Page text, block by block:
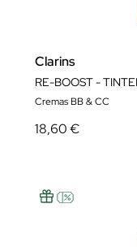
Clarins
RE-BOOST -
Cremas BB & CC
18,60 €